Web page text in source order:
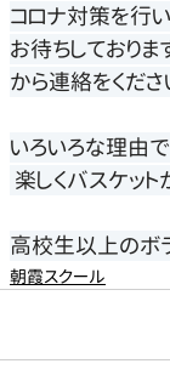
コロナ対策を行
お待ちしており
から連絡をくださ
いろいろな理由
楽しくバスケッ
高校生以上のボ
朝霞スクール